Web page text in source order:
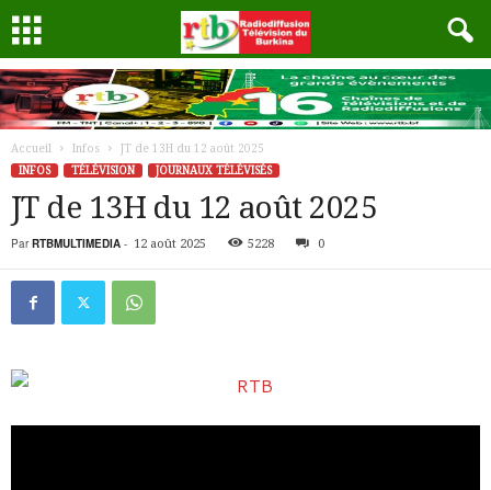
Accueil Infos
JT de 13H du 12 août 2025
INFOS
TÉLÉVISION JOURNAUX TÉLÉVISÉS
JT de 13H du 12 août 2025
Par RTBMULTIMEDIA - 12 août 2025 5228 0